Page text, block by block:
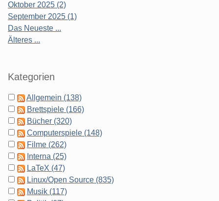
Oktober 2025 (2)
September 2025 (1)
Das Neueste ...
Älteres ...
Kategorien
Allgemein (138)
Brettspiele (166)
Bücher (320)
Computerspiele (148)
Filme (262)
Interna (25)
LaTeX (47)
Linux/Open Source (835)
Musik (117)